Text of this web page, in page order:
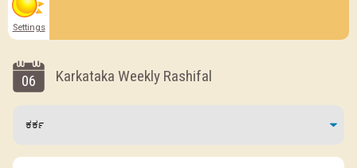
Settings
06 Karkataka Weekly Rashifal